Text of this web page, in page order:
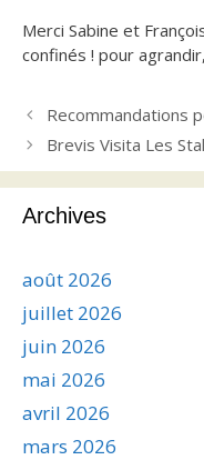
Merci Sabine et
confinés ! pour
Recommandations
Brevis Visita Les
Archives
août 2026
juillet 2026
juin 2026
mai 2026
avril 2026
mars 2026